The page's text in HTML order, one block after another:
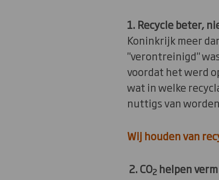
1. Recycle beter,
Koninkrijk meer
"verontreinigd"
voordat het werd
wat in welke
nuttigs van
Wij houden van
2. CO2helpen